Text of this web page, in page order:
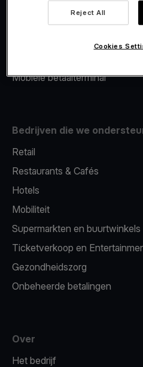
Merchant Advance
Mobiele betaalterminal
Bedrijven die we
Retail
Restaurants & Cafés
Hotels
Mobiliteit
Supermarkten en buurtwinkels
Ticketverkoop en
Gezondheidszorg
Onbeheerde betalingen
Over
Het bedrijf
Reject All
Cookies